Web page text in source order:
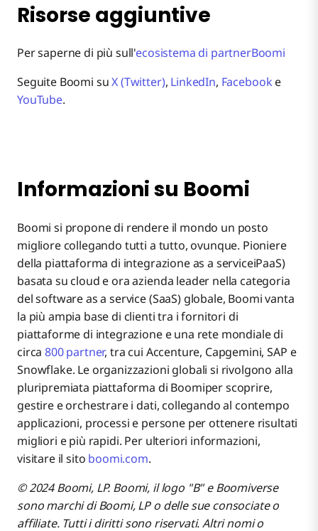
Risorse aggiuntive
Per saperne di più sull'ecosistema di partnerBoomi
Seguite Boomi suX (Twitter), LinkedIn, Facebook e
YouTube.
Informazioni su Boomi
Boomi si propone di rendere il mondo un posto
migliore collegando tutti a tutto, ovunque. Pioniere
della piattaforma di integrazione as a serviceiPaaS)
basata su cloud e ora azienda leader nella categoria
del software as a service (SaaS) globale, Boomi vanta
la più ampia base di clienti tra i fornitori di
piattaforme di integrazione e una rete mondiale di
circa800 partner, tra cui Accenture, Capgemini, SAP e
Snowflake. Le organizzazioni globali si rivolgono alla
pluripremiata piattaforma di Boomiper scoprire,
gestire e orchestrare i dati, collegando al contempo
applicazioni, processi e persone per ottenere risultati
migliori e più rapidi. Per ulteriori informazioni,
visitare il sito boomi.com.
© 2024 Boomi, LP. Boomi, il logo "B" e Boomiverse
sono marchi di Boomi, LP o delle sue consociate o
affiliate. Tutti i diritti sono riservati. Altri nomi o